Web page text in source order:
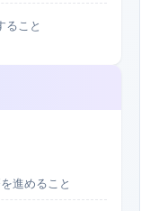
ること
進めること